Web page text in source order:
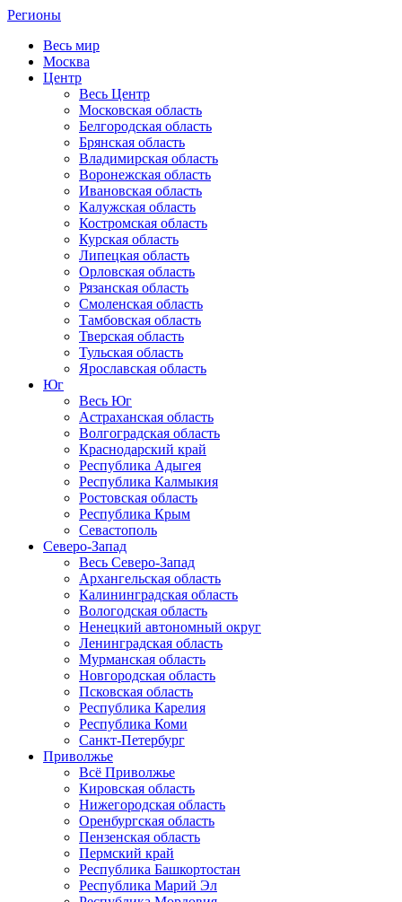
Регионы
Весь мир
Москва
Центр
Весь Центр
Московская область
Белгородская область
Брянская область
Владимирская область
Воронежская область
Ивановская область
Калужская область
Костромская область
Курская область
Липецкая область
Орловская область
Рязанская область
Смоленская область
Тамбовская область
Тверская область
Тульская область
Ярославская область
Юг
Весь Юг
Астраханская область
Волгоградская область
Краснодарский край
Республика Адыгея
Республика Калмыкия
Ростовская область
Республика Крым
Севастополь
Северо-Запад
Весь Северо-Запад
Архангельская область
Калининградская область
Вологодская область
Ненецкий автономный округ
Ленинградская область
Мурманская область
Новгородская область
Псковская область
Республика Карелия
Республика Коми
Санкт-Петербург
Приволжье
Всё Приволжье
Кировская область
Нижегородская область
Оренбургская область
Пензенская область
Пермский край
Республика Башкортостан
Республика Марий Эл